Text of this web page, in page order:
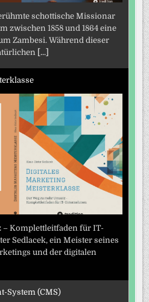
schottische Missionar
zwischen 1858 und 1864 eine
Zambesi. Während dieser
[...]
– Komplettleitfaden für IT-
Sedlacek, ein Meister seines
und der digitalen
System (CMS)